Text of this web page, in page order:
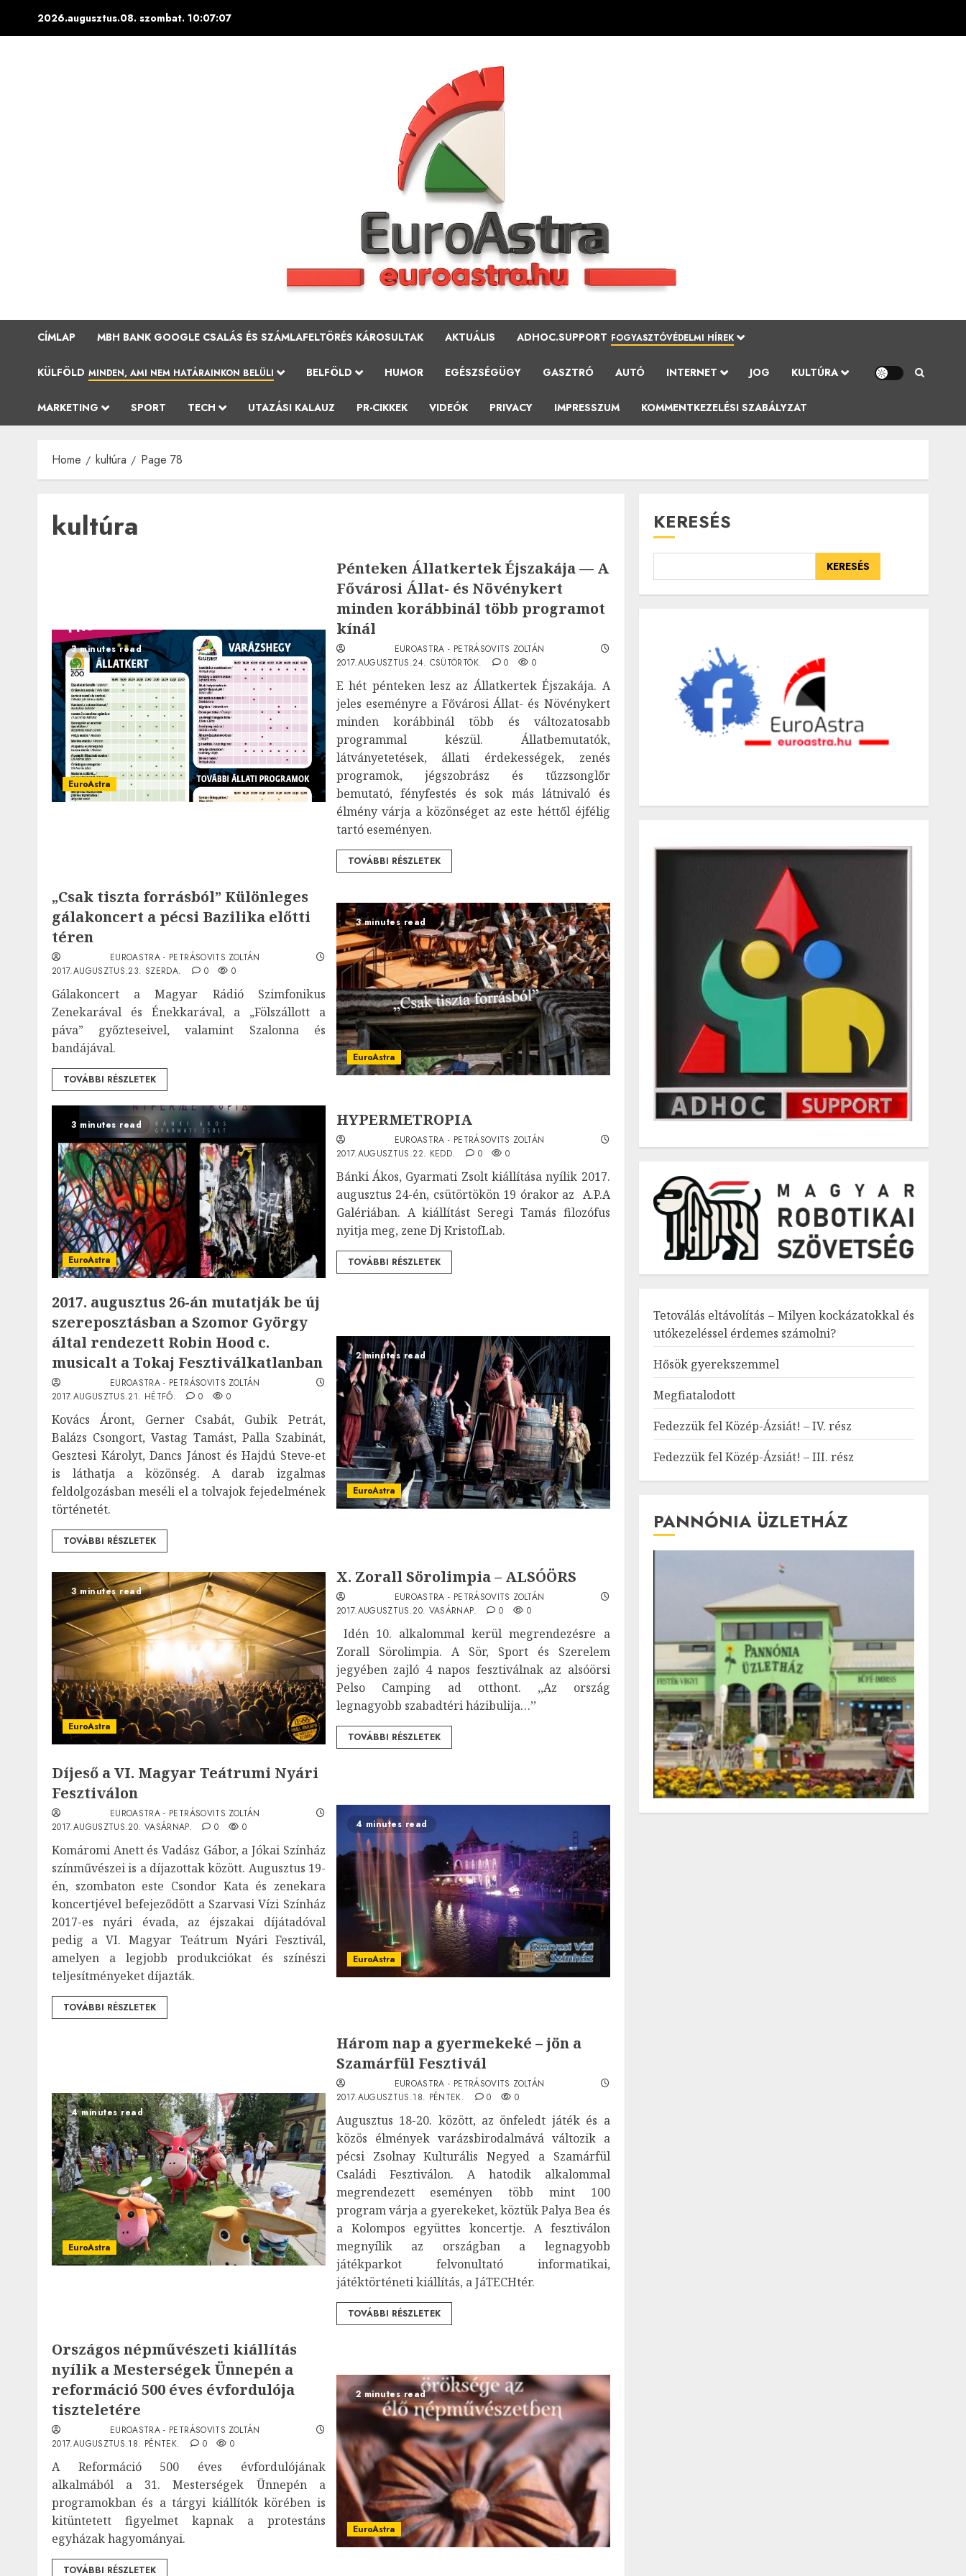
2026.augusztus.08. szombat. 10:07:08
CÍMLAP MBH BANK GOOGLE CSALÁS ÉS SZÁMLAFELTÖRÉS KÁROSULTAK AKTUÁLIS ADHOC.SUPPORT FOGYASZTÓVÉDELMI HÍREK
KÜLFÖLD MINDEN, AMI NEM HATÁRAINKON BELÜLI BELFÖLD HUMOR EGÉSZSÉGÜGY GASZTRÓ AUTÓ INTERNET JOG KULTÚRA
MARKETING SPORT TECH UTAZÁSI KALAUZ PR-CIKKEK VIDEÓK PRIVACY IMPRESSZUM KOMMENTKEZELÉSI SZABÁLYZAT
Home kultúra Page 78
kultúra
3 minutes read
EuroAstra
Pénteken Állatkertek Éjszakája — A
Fővárosi Állat- és Növénykert
minden korábbinál több programot
kínál
EUROASTRA - PETRÁSOVITS ZOLTÁN
2017.AUGUSZTUS.24. CSÜTÖRTÖK.
0 0
E hét pénteken lesz az Állatkertek Éjszakája. A
jeles eseményre a Fővárosi Állat- és Növénykert
minden korábbinál több és változatosabb
programmal készül. Állatbemutatók,
látványetetések, állati érdekességek, zenés
programok, jégszobrász és tűzzsonglőr
bemutató, fényfestés és sok más látnivaló és
élmény várja a közönséget az este héttől éjfélig
tartó eseményen.
TOVÁBBI RÉSZLETEK
3 minutes read
EuroAstra
„Csak tiszta forrásból” Különleges
gálakoncert a pécsi Bazilika előtti
téren
EUROASTRA - PETRÁSOVITS ZOLTÁN
2017.AUGUSZTUS.23. SZERDA.
0 0
Gálakoncert a Magyar Rádió Szimfonikus
Zenekarával és Énekkarával, a „Fölszállott a
páva” győzteseivel, valamint Szalonna és
bandájával.
TOVÁBBI RÉSZLETEK
3 minutes read
EuroAstra
HYPERMETROPIA
EUROASTRA - PETRÁSOVITS ZOLTÁN
2017.AUGUSZTUS.22. KEDD.
0 0
Bánki Ákos, Gyarmati Zsolt kiállítása nyílik 2017.
augusztus 24-én, csütörtökön 19 órakor az A.P.A
Galériában. A kiállítást Seregi Tamás filozófus
nyitja meg, zene Dj KristofLab.
TOVÁBBI RÉSZLETEK
2 minutes read
EuroAstra
2017. augusztus 26-án mutatják be új
szereposztásban a Szomor György
által rendezett Robin Hood c.
musicalt a Tokaj Fesztiválkatlanban
EUROASTRA - PETRÁSOVITS ZOLTÁN
2017.AUGUSZTUS.21. HÉTFŐ.
0 0
Kovács Áront, Gerner Csabát, Gubik Petrát,
Balázs Csongort, Vastag Tamást, Palla Szabinát,
Gesztesi Károlyt, Dancs Jánost és Hajdú Steve-et
is láthatja a közönség. A darab izgalmas
feldolgozásban meséli el a tolvajok fejedelmének
történetét.
TOVÁBBI RÉSZLETEK
3 minutes read
EuroAstra
X. Zorall Sörolimpia – ALSÓÖRS
EUROASTRA - PETRÁSOVITS ZOLTÁN
2017.AUGUSZTUS.20. VASÁRNAP.
0 0
Idén 10. alkalommal kerül megrendezésre a
Zorall Sörolimpia. A Sör, Sport és Szerelem
jegyében zajló 4 napos fesztiválnak az alsóörsi
Pelso Camping ad otthont. ,,Az ország
legnagyobb szabadtéri házibulija…’’
TOVÁBBI RÉSZLETEK
4 minutes read
EuroAstra
Díjeső a VI. Magyar Teátrumi Nyári
Fesztiválon
EUROASTRA - PETRÁSOVITS ZOLTÁN
2017.AUGUSZTUS.20. VASÁRNAP.
0 0
Komáromi Anett és Vadász Gábor, a Jókai Színház
színművészei is a díjazottak között. Augusztus 19-
én, szombaton este Csondor Kata és zenekara
koncertjével befejeződött a Szarvasi Vízi Színház
2017-es nyári évada, az éjszakai díjátadóval
pedig a VI. Magyar Teátrum Nyári Fesztivál,
amelyen a legjobb produkciókat és színészi
teljesítményeket díjazták.
TOVÁBBI RÉSZLETEK
4 minutes read
EuroAstra
Három nap a gyermekeké – jön a
Szamárfül Fesztivál
EUROASTRA - PETRÁSOVITS ZOLTÁN
2017.AUGUSZTUS.18. PÉNTEK.
0 0
Augusztus 18-20. között, az önfeledt játék és a
közös élmények varázsbirodalmává változik a
pécsi Zsolnay Kulturális Negyed a Szamárfül
Családi Fesztiválon. A hatodik alkalommal
megrendezett eseményen több mint 100
program várja a gyerekeket, köztük Palya Bea és
a Kolompos együttes koncertje. A fesztiválon
megnyílik az országban a legnagyobb
játékparkot felvonultató informatikai,
játéktörténeti kiállítás, a JáTECHtér.
TOVÁBBI RÉSZLETEK
2 minutes read
EuroAstra
Országos népművészeti kiállítás
nyílik a Mesterségek Ünnepén a
reformáció 500 éves évfordulója
tiszteletére
EUROASTRA - PETRÁSOVITS ZOLTÁN
2017.AUGUSZTUS.18. PÉNTEK.
0 0
A Reformáció 500 éves évfordulójának
alkalmából a 31. Mesterségek Ünnepén a
programokban és a tárgyi kiállítók körében is
kitüntetett figyelmet kapnak a protestáns
egyházak hagyományai.
TOVÁBBI RÉSZLETEK
KERESÉS
KERESÉS
Tetoválás eltávolítás – Milyen kockázatokkal és
utókezeléssel érdemes számolni?
Hősök gyerekszemmel
Megfiatalodott
Fedezzük fel Közép-Ázsiát! – IV. rész
Fedezzük fel Közép-Ázsiát! – III. rész
PANNÓNIA ÜZLETHÁZ